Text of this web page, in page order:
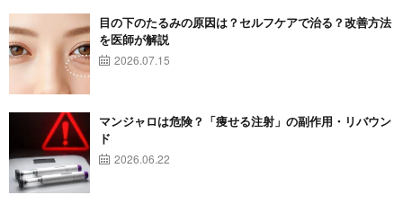
目の下のたるみの原因は？セルフケアで治る？改善方法
を医師が解説
2026.07.15
マンジャロは危険？「痩せる注射」の副作用・リバウン
ド
2026.06.22